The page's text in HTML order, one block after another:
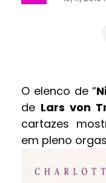
O elenco de “
de Lars von
cartazes
em pleno